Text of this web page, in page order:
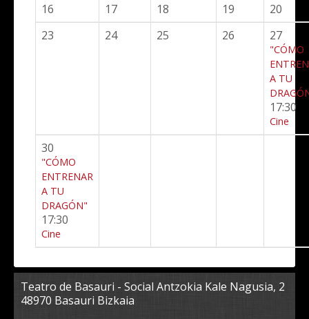
16
17 18 19
20
23
24 25 26 27
"CÓMO
A TU
17:30
Cine
30
"CÓMO
ENTRENAR
A TU
DRAGÓN"
17:30
Cine
Teatro de Basauri - Social Antzokia Kale Nagusia, 2
48970 Basauri Bizkaia